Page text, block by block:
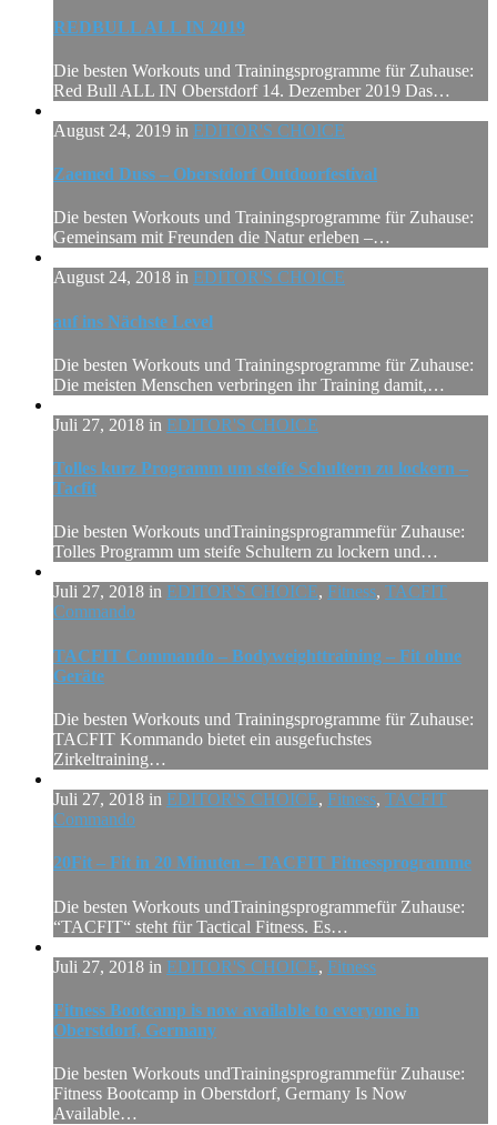
REDBULL ALL IN 2019
Die besten Workouts und Trainingsprogramme für Zuhause:
Red Bull ALL IN Oberstdorf 14. Dezember 2019 Das…
August 24, 2019 in EDITOR'S CHOICE
Zaemed Duss – Oberstdorf Outdoorfestival
Die besten Workouts und Trainingsprogramme für Zuhause:
Gemeinsam mit Freunden die Natur erleben –…
August 24, 2018 in EDITOR'S CHOICE
auf ins Nächste Level
Die besten Workouts und Trainingsprogramme für Zuhause:
Die meisten Menschen verbringen ihr Training damit,…
Juli 27, 2018 in EDITOR'S CHOICE
Tolles kurz Programm um steife Schultern zu lockern –
Tacfit
Die besten Workouts undTrainingsprogrammefür Zuhause:
Tolles Programm um steife Schultern zu lockern und…
Juli 27, 2018 in EDITOR'S CHOICE, Fitness, TACFIT
Commando
TACFIT Commando – Bodyweighttraining – Fit ohne
Geräte
Die besten Workouts und Trainingsprogramme für Zuhause:
TACFIT Kommando bietet ein ausgefuchstes
Zirkeltraining…
Juli 27, 2018 in EDITOR'S CHOICE, Fitness, TACFIT
Commando
20Fit – Fit in 20 Minuten – TACFIT Fitnessprogramme
Die besten Workouts undTrainingsprogrammefür Zuhause:
“TACFIT“ steht für Tactical Fitness. Es…
Juli 27, 2018 in EDITOR'S CHOICE, Fitness
Fitness Bootcamp is now available to everyone in
Oberstdorf, Germany
Die besten Workouts undTrainingsprogrammefür Zuhause:
Fitness Bootcamp in Oberstdorf, Germany Is Now
Available…